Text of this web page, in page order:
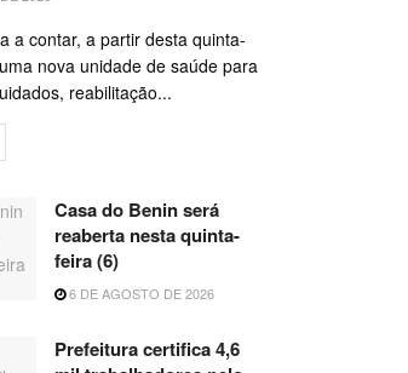
a contar, a partir desta quinta-
nova unidade de saúde para
reabilitação...
Casa do Benin será
reaberta nesta quinta-
feira (6)
6 DE AGOSTO DE 2026
Prefeitura certifica 4,6